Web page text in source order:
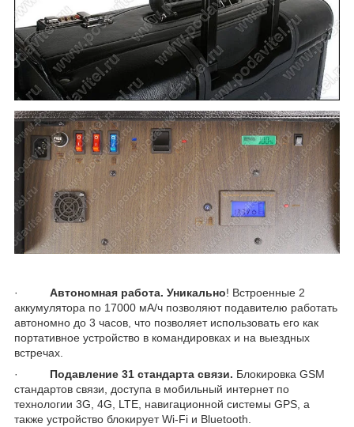
· Автономная работа. Уникально! Встроенные 2
аккумулятора по 17000 мА/ч позволяют подавителю работать
автономно до 3 часов, что позволяет использовать его как
портативное устройство в командировках и на выездных
встречах.
· Подавление 31 стандарта связи. Блокировка GSM
стандартов связи, доступа в мобильный интернет по
технологии 3G, 4G, LTE, навигационной системы GPS, а
также устройство блокирует Wi-Fi и Bluetooth.